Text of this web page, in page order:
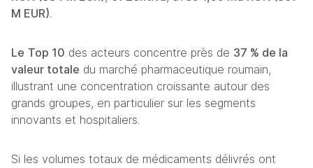
M EUR).
Le Top 10 des acteurs concentre près de 37 % de la
valeur totale du marché pharmaceutique roumain,
illustrant une concentration croissante autour des
grands groupes, en particulier sur les segments
innovants et hospitaliers.
Si les volumes totaux de médicaments délivrés ont